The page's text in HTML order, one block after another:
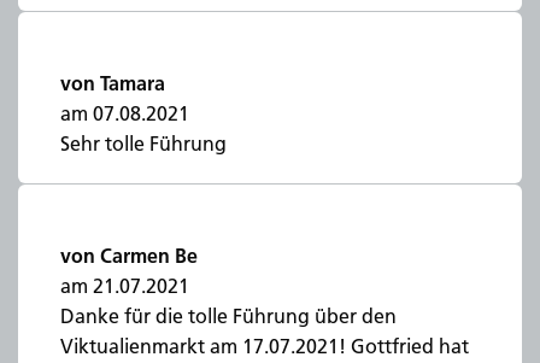
von Tamara
am 07.08.2021
Sehr tolle Führung
von Carmen Be
am 21.07.2021
Danke für die tolle Führung über den
Viktualienmarkt am 17.07.2021! Gottfried hat